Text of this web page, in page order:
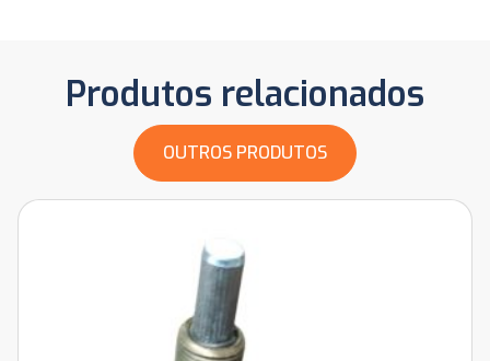
Produtos relacionados
OUTROS PRODUTOS